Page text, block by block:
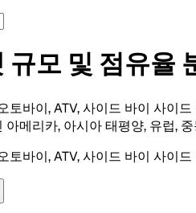
규모 및 점유
바이, ATV, 사이드 바이 사이
아메리카, 아시아 태평양, 유럽,
바이, ATV, 사이드 바이 사이